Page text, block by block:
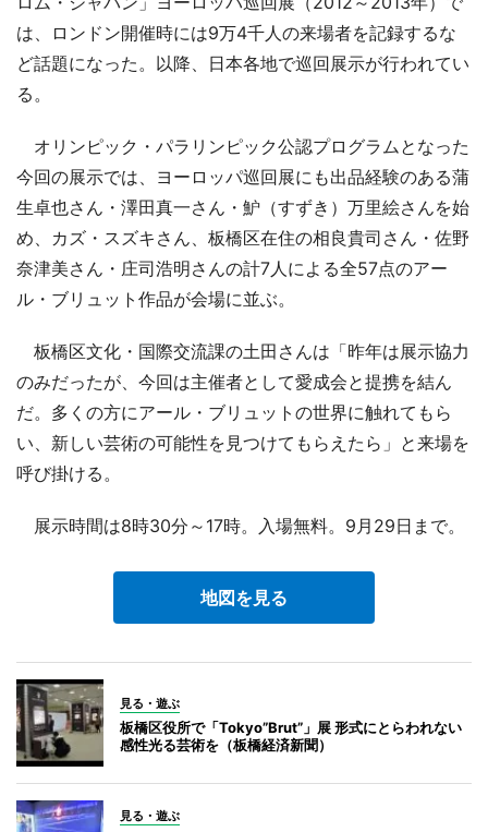
は、ロンドン開催時には9万4千人の来場者を記録するな
ど話題になった。以降、日本各地で巡回展示が行われてい
る。
オリンピック・パラリンピック公認プログラムとなった
今回の展示では、ヨーロッパ巡回展にも出品経験のある蒲
生卓也さん・澤田真一さん・魲（すずき）万里絵さんを始
め、カズ・スズキさん、板橋区在住の相良貴司さん・佐野
奈津美さん・庄司浩明さんの計7人による全57点のアー
ル・ブリュット作品が会場に並ぶ。
板橋区文化・国際交流課の土田さんは「昨年は展示協力
のみだったが、今回は主催者として愛成会と提携を結ん
だ。多くの方にアール・ブリュットの世界に触れてもら
い、新しい芸術の可能性を見つけてもらえたら」と来場を
呼び掛ける。
展示時間は8時30分～17時。入場無料。9月29日まで。
地図を見る
見る・遊ぶ
板橋区役所で「Tokyo”Brut”」展 形式にとらわれない
感性光る芸術を（板橋経済新聞）
見る・遊ぶ